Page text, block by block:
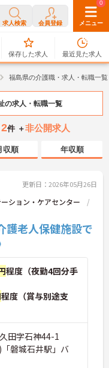
求人検索 会員登録 メニュー
0
保存した求人
0
最近見た求人
福島県の介護職・求人・転職一覧
の求人・転職一覧
2件 ＋非公開求人
収順 年収順
更新日：2026年05月26日
ション・ケアセンター
護老人保健施設で
程度（夜勤4回分手
程度（賞与別途支
田字石神44-1
磐城石井駅」バ